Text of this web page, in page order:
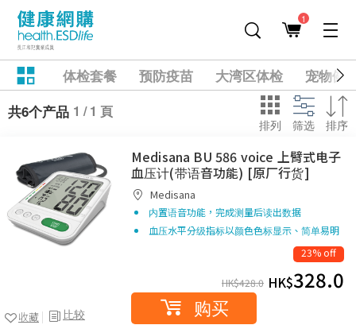
1
体检套餐 预防疫苗 大湾区体检
宠物健
共6个产品 1 / 1 頁
排列 筛选 排序
比较
收藏
Medisana BU 586 voice 上臂式电子
血压计(带语音功能) [原厂行货]
Medisana
内置语音功能，完成测量后读出数据
血压水平分级指标以颜色色标显示、简单易明
23% off
HK$428.0 HK$328.0
购买